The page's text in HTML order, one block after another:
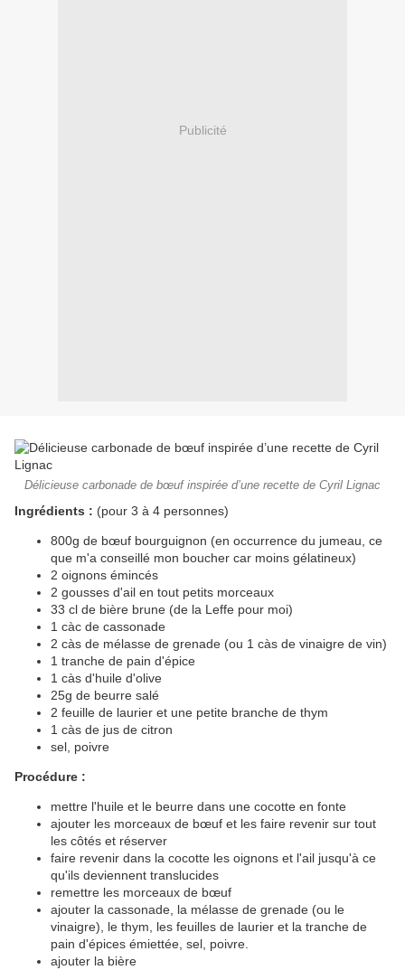
Publicité
Délicieuse carbonade de bœuf inspirée d’une recette de Cyril Lignac
Ingrédients : (pour 3 à 4 personnes)
800g de bœuf bourguignon (en occurrence du jumeau, ce
que m'a conseillé mon boucher car moins gélatineux)
2 oignons émincés
2 gousses d'ail en tout petits morceaux
33 cl de bière brune (de la Leffe pour moi)
1 càc de cassonade
2 càs de mélasse de grenade (ou 1 càs de vinaigre de vin)
1 tranche de pain d'épice
1 càs d'huile d'olive
25g de beurre salé
2 feuille de laurier et une petite branche de thym
1 càs de jus de citron
sel, poivre
Procédure :
mettre l'huile et le beurre dans une cocotte en fonte
ajouter les morceaux de bœuf et les faire revenir sur tout
les côtés et réserver
faire revenir dans la cocotte les oignons et l'ail jusqu'à ce
qu'ils deviennent translucides
remettre les morceaux de bœuf
ajouter la cassonade, la mélasse de grenade (ou le
vinaigre), le thym, les feuilles de laurier et la tranche de
pain d'épices émiettée, sel, poivre.
ajouter la bière